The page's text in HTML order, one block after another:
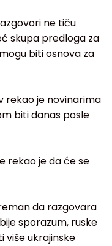
ne tiču
skupa predloga za
biti osnova za
rekao je novinarima
biti danas posle
rekao je da će se
da razgovara
sporazum, ruske
više ukrajinske